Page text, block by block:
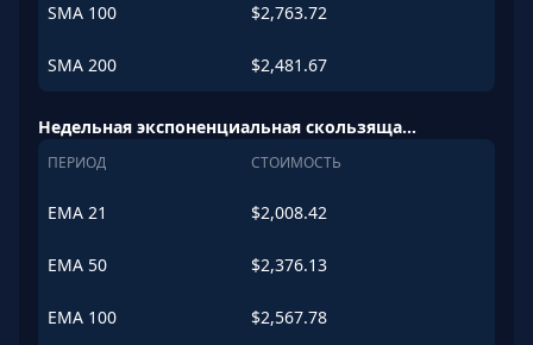
SMA 100 $2,763.72
SMA 200 $2,481.67
Недельная экспоненциальная скользящая средняя (EMA)
ПЕРИОД СТОИМОСТЬ
EMA 21 $2,008.42
EMA 50 $2,376.13
EMA 100 $2,567.78